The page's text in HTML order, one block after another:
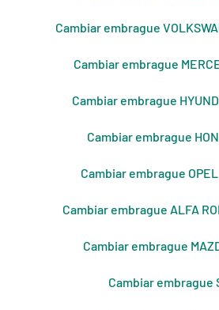
Cambiar embrague
Cambiar embrague
Cambiar embrague
Cambiar embrague
Cambiar embrague OPEL
Cambiar embrague ALFA
Cambiar embrague
Cambiar embrague